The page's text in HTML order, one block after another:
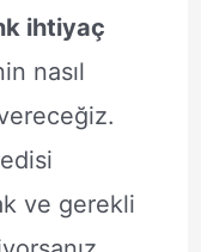
ihtiyaç
nasıl
ve gerekli